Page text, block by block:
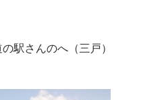
駅さんのへ（三戸）